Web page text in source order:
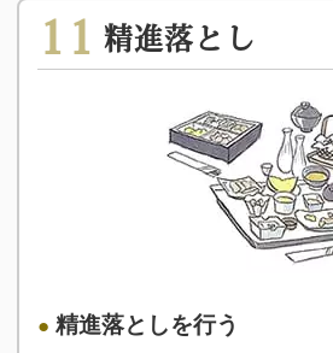
11 精進落とし
精進落としを行う